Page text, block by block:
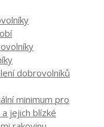
dobrovolníků
minimum pro
jejich blízké